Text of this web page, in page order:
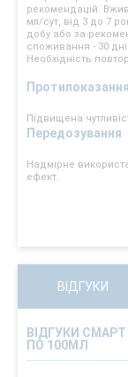
рекомендацій.
мл/сут, від 3 до 7
добу або за
споживання - 30
Необхідність
Протипоказання
Підвищена
Передозування
Надмірне
ефект.
ВІДГУКИ
ВІДГУКИ
ПО 100МЛ